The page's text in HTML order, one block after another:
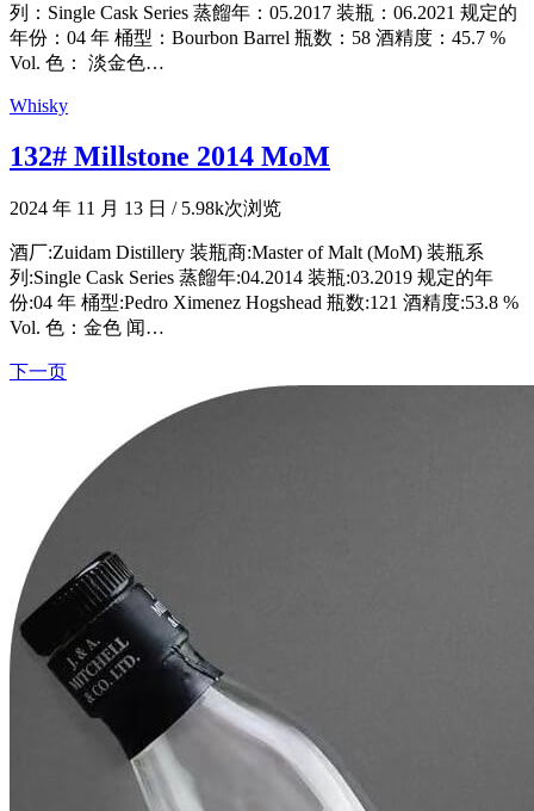
列：Single Cask Series 蒸餾年：05.2017 装瓶：06.2021 规定的
年份：04 年 桶型：Bourbon Barrel 瓶数：58 酒精度：45.7 %
Vol. 色： 淡金色…
Whisky
132# Millstone 2014 MoM
2024 年 11 月 13 日 /5.98k次浏览
酒厂:Zuidam Distillery 装瓶商:Master of Malt (MoM) 装瓶系
列:Single Cask Series 蒸餾年:04.2014 装瓶:03.2019 规定的年
份:04 年 桶型:Pedro Ximenez Hogshead 瓶数:121 酒精度:53.8 %
Vol. 色：金色 闻…
文
下一页